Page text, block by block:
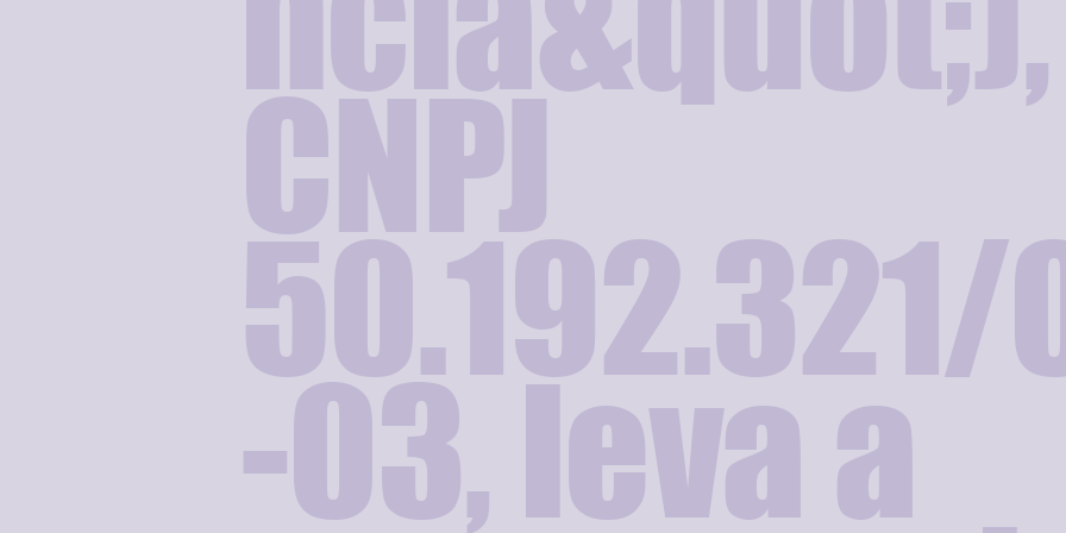
CNPJ
50.192.321/
-03, leva a